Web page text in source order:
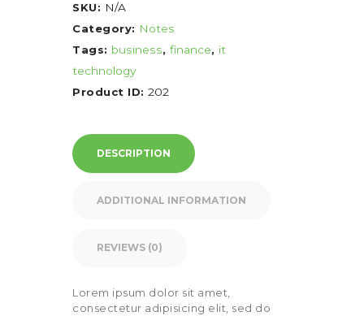
SKU: N/A
Category: Notes
Tags: business, finance, it
technology
Product ID: 202
DESCRIPTION
ADDITIONAL INFORMATION
REVIEWS (0)
Lorem ipsum dolor sit amet,
consectetur adipisicing elit, sed do